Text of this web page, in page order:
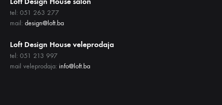
tel: 051 263 277
mail: design@loft.ba
Loft Design House veleprodaja
tel: 051 213 997
mail veleprodaja: info@loft.ba